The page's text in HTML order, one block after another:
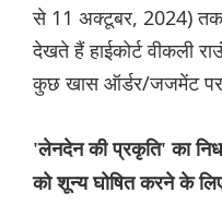
से 11 अक्टूबर, 2024)
देखते हैं हाईकोर्ट वीकली
कुछ खास ऑर्डर/जजमेंट
'लेनदेन की प्रकृति' का
को शून्य घोषित करने के